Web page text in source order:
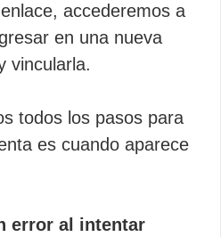
accederemos a
en una nueva
vincularla.
todos los pasos para
es cuando aparece
error al intentar